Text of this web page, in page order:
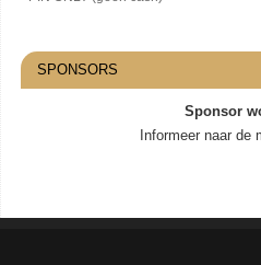
SPONSORS
Sponsor
Informeer naar de